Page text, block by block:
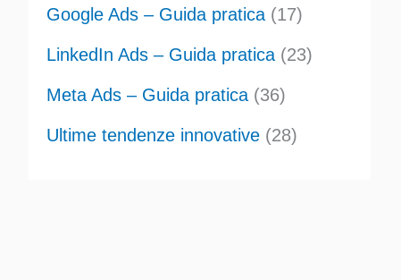
Google Ads – Guida pratica(17)
LinkedIn Ads – Guida pratica(23)
Meta Ads – Guida pratica(36)
Ultime tendenze innovative(28)